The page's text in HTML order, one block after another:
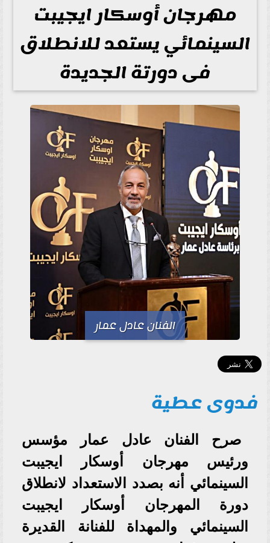
مهرجان أوسكار ايجيبت
السينمائي يستعد للانطلاق
فى دورتة الجديدة
الفنان عادل عمار
فدوى عطية
صرح الفنان عادل عمار مؤسس
ورئيس مهرجان أوسكار ايجيبت
السينمائي أنه بصدد الاستعداد لانطلاق
دورة المهرجان أوسكار ايجيبت
السينمائي والمهداة للفنانة القديرة